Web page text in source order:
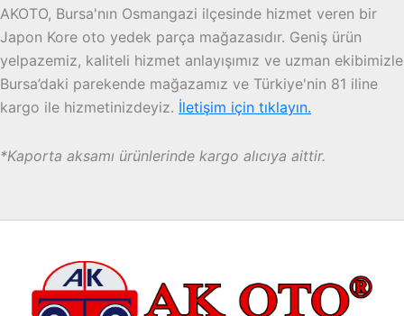
AKOTO, Bursa'nın Osmangazi ilçesinde hizmet veren bir
Japon Kore oto yedek parça mağazasıdır. Geniş ürün
yelpazemiz, kaliteli hizmet anlayışımız ve uzman ekibimizle
Bursa’daki parekende mağazamız ve Türkiye'nin 81 iline
kargo ile hizmetinizdeyiz. İletişim için tıklayın.
*Kaporta aksamı ürünlerinde kargo alıcıya aittir.